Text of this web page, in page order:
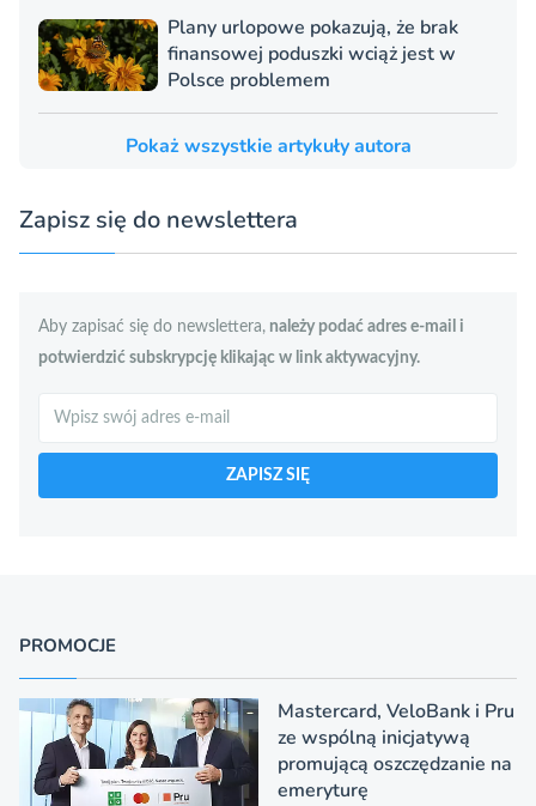
Plany urlopowe pokazują, że brak
finansowej poduszki wciąż jest w
Polsce problemem
Pokaż wszystkie artykuły autora
Zapisz się do newslettera
Aby zapisać się do newslettera, należy podać adres e-mail i
potwierdzić subskrypcję klikając w link aktywacyjny.
Szukaj
ZAPISZ SIĘ
PROMOCJE
Mastercard, VeloBank i Pru
ze wspólną inicjatywą
promującą oszczędzanie na
emeryturę